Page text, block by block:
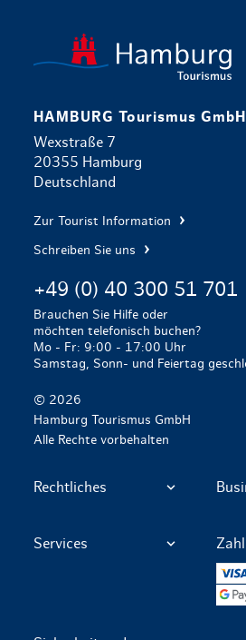
HAMBURG Tourismus GmbH
Wexstraße 7
20355 Hamburg
Deutschland
Zur Tourist Information
Schreiben Sie uns
+49 (0) 40 300 51 701
Brauchen Sie Hilfe oder
möchten telefonisch buchen?
Mo - Fr: 9:00 - 17:00 Uhr
Samstag, Sonn- und Feiertag
© 2026
Hamburg Tourismus GmbH
Alle Rechte vorbehalten
Rechtliches
Services